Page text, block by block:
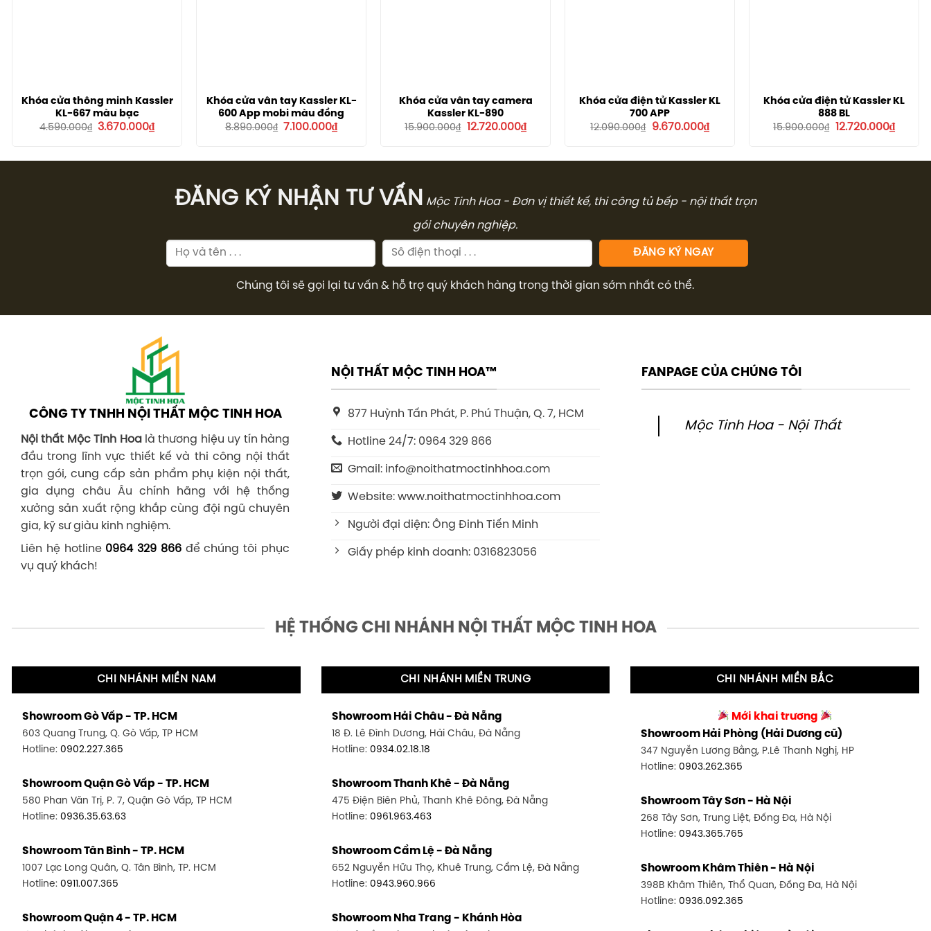
Khóa cửa thông minh Kassler
KL-667 màu bạc
4.590.000₫ Giá
3.670.000₫Giá
hiện
Khóa cửa vân tay Kassler KL-
600 App mobi màu đồng
8.890.000₫ Giá
7.100.000₫Giá
hiện
Khóa cửa vân tay camera
Kassler KL-890
15.900.000₫ Giá
12.720.000₫Giá
hiện
Khóa cửa điện tử Kassler KL
700 APP
12.090.000₫
Giá
9.670.000₫Giá
hiện
Khóa cửa điện tử Kassler KL
888 BL
15.900.000₫ Giá
12.720.000₫Giá
hiện
ĐĂNG KÝ NHẬN TƯ VẤN Mộc Tinh Hoa - Đơn vị thiết kế, thi công tủ bếp - nội thất trọn
gói chuyên nghiệp.
Chúng tôi sẽ gọi lại tư vấn & hỗ trợ quý khách hàng trong thời gian sớm nhất có thể.
CÔNG TY TNHH NỘI THẤT MỘC TINH HOA
Nội thất Mộc Tinh Hoalà thương hiệu uy tín hàng
đầu trong lĩnh vực thiết kế và thi công nội thất
trọn gói, cung cấp sản phẩm phụ kiện nội thất,
gia dụng châu Âu chính hãng với hệ thống
xưởng sản xuất rộng khắp cùng đội ngũ chuyên
gia, kỹ sư giàu kinh nghiệm.
Liên hệ hotline 0964 329 866để chúng tôi phục
vụ quý khách!
NỘI THẤT MỘC TINH HOA™
877 Huỳnh Tấn Phát, P. Phú Thuận, Q. 7, HCM
Hotline 24/7: 0964 329 866
Gmail: info@noithatmoctinhhoa.com
Website: www.noithatmoctinhhoa.com
Người đại diện: Ông Đinh Tiến Minh
Giấy phép kinh doanh: 0316823056
FANPAGE CỦA CHÚNG TÔI
Mộc Tinh Hoa - Nội Thất
HỆ THỐNG CHI NHÁNH NỘI THẤT MỘC TINH HOA
CHI NHÁNH MIỀN NAM
Showroom Gò Vấp - TP. HCM
603 Quang Trung, Q. Gò Vấp, TP HCM
Hotline: 0902.227.365
Showroom Quận Gò Vấp - TP. HCM
580 Phan Văn Trị, P. 7, Quận Gò Vấp, TP HCM
Hotline: 0936.35.63.63
Showroom Tân Bình - TP. HCM
1007 Lạc Long Quân, Q. Tân Bình, TP. HCM
Hotline: 0911.007.365
Showroom Quận 4 - TP. HCM
CHI NHÁNH MIỀN TRUNG
Showroom Hải Châu - Đà Nẵng
18 Đ. Lê Đình Dương, Hải Châu, Đà Nẵng
Hotline: 0934.02.18.18
Showroom Thanh Khê - Đà Nẵng
475 Điện Biên Phủ, Thanh Khê Đông, Đà Nẵng
Hotline: 0961.963.463
Showroom Cẩm Lệ - Đà Nẵng
652 Nguyễn Hữu Thọ, Khuê Trung, Cẩm Lệ, Đà Nẵng
Hotline: 0943.960.966
Showroom Nha Trang - Khánh Hòa
CHI NHÁNH MIỀN BẮC
Mới khai trương
Showroom Hải Phòng (Hải Dương cũ)
347 Nguyễn Lương Bằng, P.Lê Thanh Nghị, HP
Hotline:0903.262.365
Showroom Tây Sơn - Hà Nội
268 Tây Sơn, Trung Liệt, Đống Đa, Hà Nội
Hotline:0943.365.765
Showroom Khâm Thiên - Hà Nội
398B Khâm Thiên, Thổ Quan, Đống Đa, Hà Nội
Hotline:0936.092.365